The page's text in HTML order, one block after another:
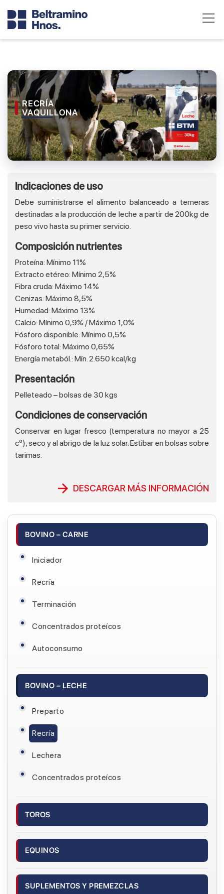
BOVINO – CARNE
Iniciador
Recría
Terminación
Concentrados proteícos
Autoconsumo
BOVINO – LECHE
Preparto
Recría
Lechera
Concentrados proteícos
TOROS
EQUINOS
SUPLEMENTOS Y PREMEZCLAS
RECRÍA
VAQUILLONA
Indicaciones de uso
Debe suministrarse el alimento balanceado a terneras
destinadas a la producción de leche a partir de 200kg de
peso vivo hasta su primer servicio.
Composición nutrientes
Proteína: Mínimo 11%
Extracto etéreo: Mínimo 2,5%
Fibra cruda: Máximo 14%
Cenizas: Máximo 8,5%
Humedad: Máximo 13%
Calcio: Mínimo 0,9% / Máximo 1,0%
Fósforo disponible: Mínimo 0,5%
Fósforo total: Máximo 0,65%
Energía metaból.: Mín. 2.650 kcal/kg
Presentación
Pelleteado – bolsas de 30 kgs
Condiciones de conservación
Conservar en lugar fresco (temperatura no mayor a 25
cº), seco y al abrigo de la luz solar. Estibar en bolsas sobre
tarimas.
DESCARGAR MÁS INFORMACIÓN